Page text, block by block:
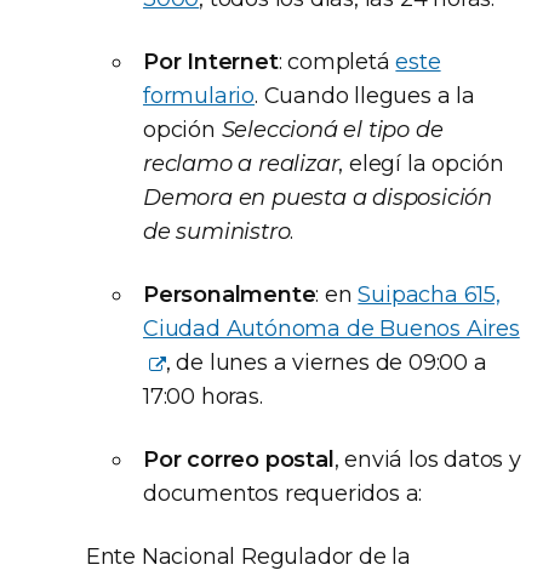
Por Internet: completáeste
formulario. Cuando llegues a la
opción Seleccioná el tipo de
reclamo a realizar, elegí la opción
Demora en puesta a disposición
de suministro.
Personalmente: enSuipacha 615,
Ciudad Autónoma de Buenos Aires
, de lunes a viernes de 09:00 a
17:00 horas.
Por correo postal , enviá los datos y
documentos requeridos a:
Ente Nacional Regulador de la